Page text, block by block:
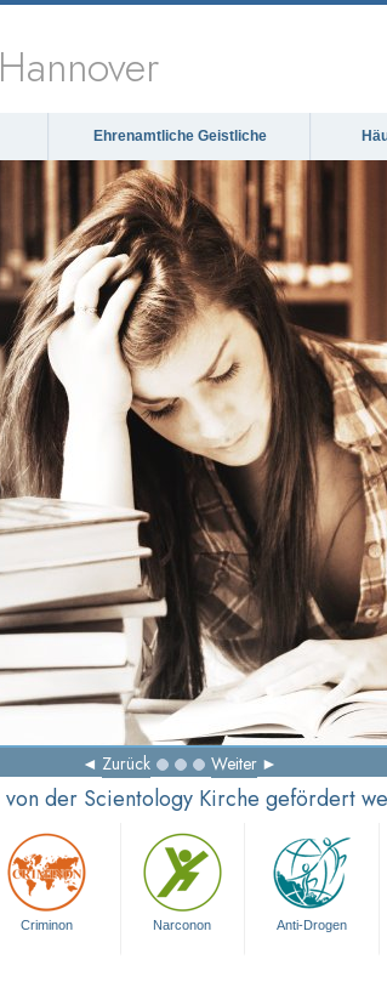
Hannover
Ehrenamtliche Geistliche
Zurück Weiter
der Scientology Kirche gefördert
Criminon Narconon Anti-Drogen